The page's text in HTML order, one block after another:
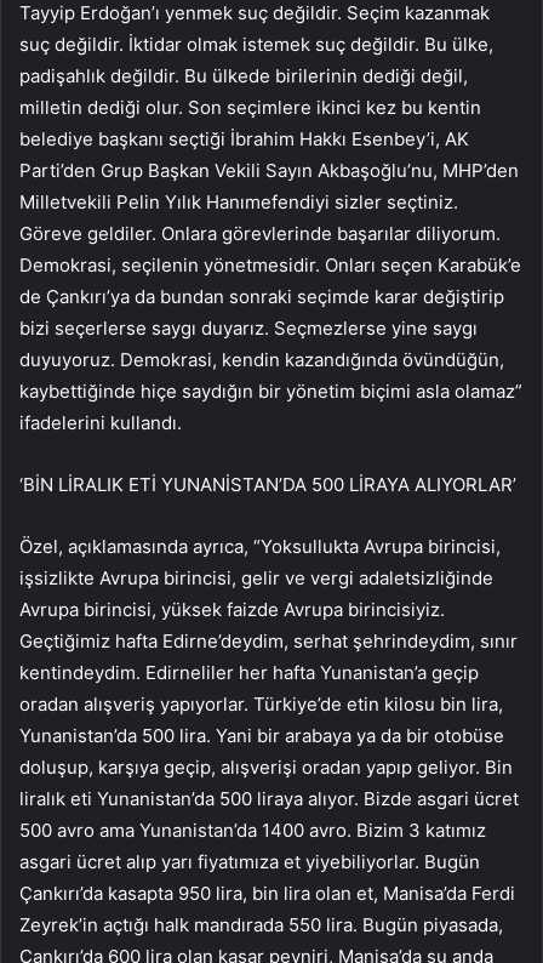
Tayyip Erdoğan’ı yenmek suç değildir. Seçim kazanmak
suç değildir. İktidar olmak istemek suç değildir. Bu ülke,
padişahlık değildir. Bu ülkede birilerinin dediği değil,
milletin dediği olur. Son seçimlere ikinci kez bu kentin
belediye başkanı seçtiği İbrahim Hakkı Esenbey’i, AK
Parti’den Grup Başkan Vekili Sayın Akbaşoğlu’nu, MHP’den
Milletvekili Pelin Yılık Hanımefendiyi sizler seçtiniz.
Göreve geldiler. Onlara görevlerinde başarılar diliyorum.
Demokrasi, seçilenin yönetmesidir. Onları seçen Karabük’e
de Çankırı’ya da bundan sonraki seçimde karar değiştirip
bizi seçerlerse saygı duyarız. Seçmezlerse yine saygı
duyuyoruz. Demokrasi, kendin kazandığında övündüğün,
kaybettiğinde hiçe saydığın bir yönetim biçimi asla olamaz”
ifadelerini kullandı.
‘BİN LİRALIK ETİ YUNANİSTAN’DA 500 LİRAYA ALIYORLAR’
Özel, açıklamasında ayrıca, “Yoksullukta Avrupa birincisi,
işsizlikte Avrupa birincisi, gelir ve vergi adaletsizliğinde
Avrupa birincisi, yüksek faizde Avrupa birincisiyiz.
Geçtiğimiz hafta Edirne’deydim, serhat şehrindeydim, sınır
kentindeydim. Edirneliler her hafta Yunanistan’a geçip
oradan alışveriş yapıyorlar. Türkiye’de etin kilosu bin lira,
Yunanistan’da 500 lira. Yani bir arabaya ya da bir otobüse
doluşup, karşıya geçip, alışverişi oradan yapıp geliyor. Bin
liralık eti Yunanistan’da 500 liraya alıyor. Bizde asgari ücret
500 avro ama Yunanistan’da 1400 avro. Bizim 3 katımız
asgari ücret alıp yarı fiyatımıza et yiyebiliyorlar. Bugün
Çankırı’da kasapta 950 lira, bin lira olan et, Manisa’da Ferdi
Zeyrek’in açtığı halk mandırada 550 lira. Bugün piyasada,
Çankırı’da 600 lira olan kaşar peyniri, Manisa’da şu anda